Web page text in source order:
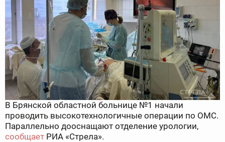
В Брянской областной больнице №1 начали
проводить высокотехнологичные операции по ОМС.
Параллельно дооснащают отделение урологии,
сообщает РИА «Стрела».